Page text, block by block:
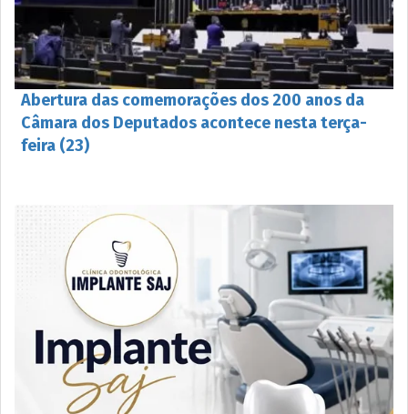
Abertura das comemorações dos 200 anos da
Câmara dos Deputados acontece nesta terça-
feira (23)